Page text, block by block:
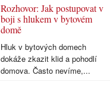
Rozhovor: Jak postupovat v
boji s hlukem v bytovém
domě
Hluk v bytových domech
dokáže zkazit klid a pohodlí
domova. Často nevíme,...